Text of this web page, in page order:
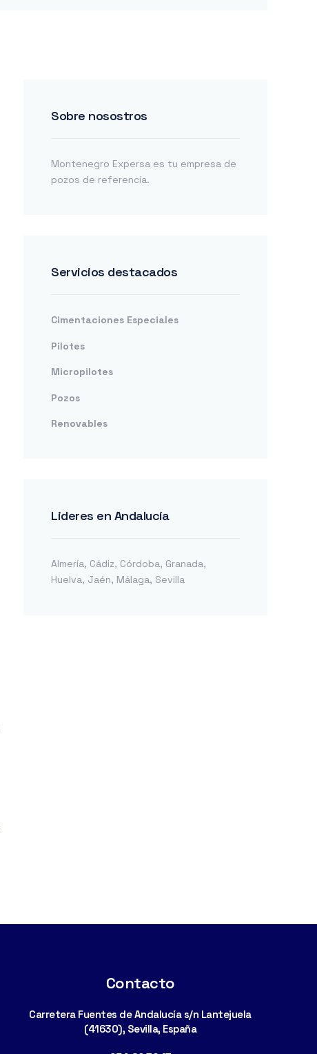
Sobre nosostros
Montenegro Expersa es tu empresa de
pozos de referencia.
Servicios destacados
Cimentaciones Especiales
Pilotes
Micropilotes
Pozos
Renovables
Lideres en Andalucía
Almería, Cádiz, Córdoba, Granada,
Huelva, Jaén, Málaga, Sevilla
Contacto
Carretera Fuentes de Andalucía s/n Lantejuela
(41630), Sevilla, España